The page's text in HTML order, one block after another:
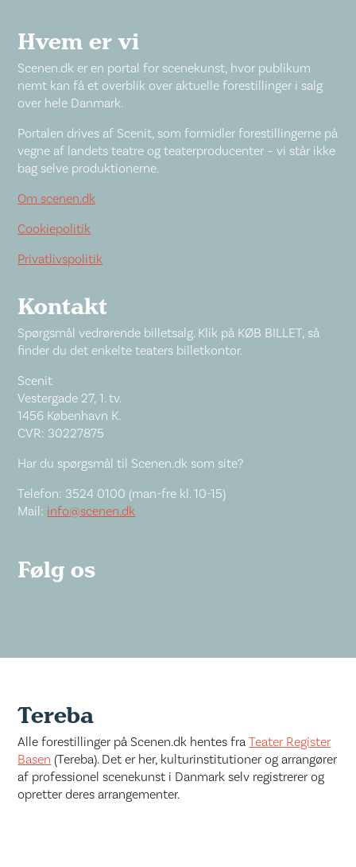
Hvem er vi
Scenen.dk er en portal for scenekunst, hvor publikum
nemt kan få et overblik over aktuelle forestillinger i salg
over hele Danmark.
Portalen drives af Scenit, som formidler forestillingerne på
vegne af landets teatre og teaterproducenter – vi står ikke
bag selve produktionerne.
Om scenen.dk
Cookiepolitik
Privatlivspolitik
Kontakt
Spørgsmål vedrørende billetsalg. Klik på KØB BILLET, så
finder du det enkelte teaters billetkontor.
Scenit
Vestergade 27, 1. tv.
1456 København K.
CVR: 30227875
Har du spørgsmål til Scenen.dk som site?
Telefon: 3524 0100 (man-fre kl. 10-15)
Mail: info@scenen.dk
Følg os
Tereba
Alle forestillinger på Scenen.dk hentes fraTeater Register
Basen (Tereba). Det er her, kulturinstitutioner og arrangører
af professionel scenekunst i Danmark selv registrerer og
opretter deres arrangementer.